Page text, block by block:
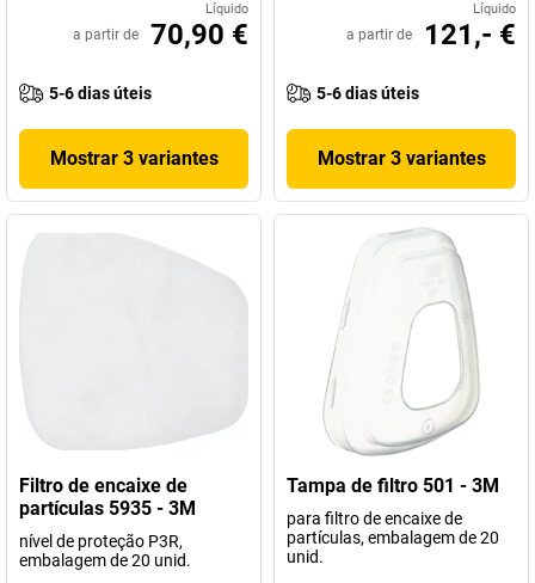
Líquido
a partir de 70,90 €
5-6 dias úteis
Mostrar 3 variantes
Líquido
a partir de 121,- €
5-6 dias úteis
Mostrar 3 variantes
Filtro de encaixe de
partículas 5935 - 3M
nível de proteção P3R,
embalagem de 20 unid.
Tampa de filtro 501 - 3M
para filtro de encaixe de
partículas, embalagem de 20
unid.